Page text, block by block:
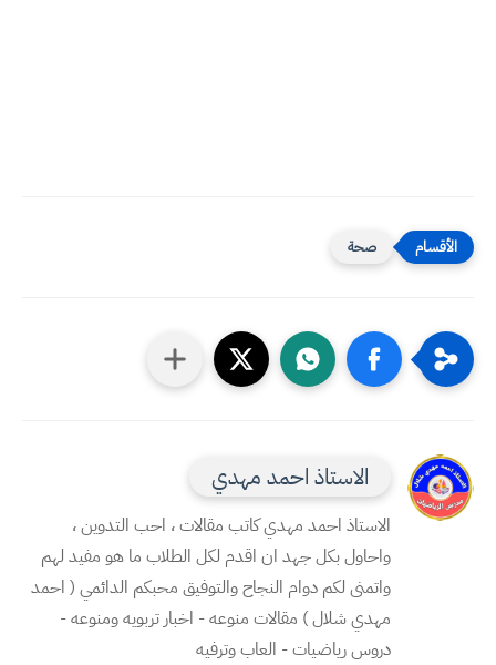
صحة
الاستاذ احمد مهدي
الاستاذ احمد مهدي كاتب مقالات ، احب التدوين ،
واحاول بكل جهد ان اقدم لكل الطلاب ما هو مفيد لهم
واتمنى لكم دوام النجاح والتوفيق محبكم الدائمي ( احمد
مهدي شلال ) مقالات منوعه - اخبار تربويه ومنوعه -
دروس رياضيات - العاب وترفيه